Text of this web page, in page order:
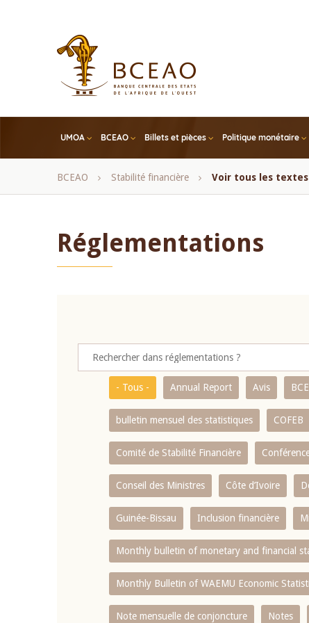
UMOA BCEAO Billets et pièces Politique monétaire
Fil
BCEAO Stabilité financière Voir tous les
Réglementations
- Tous - Annual Report Avis
bulletin mensuel des statistiques COFEB
Comité de Stabilité Financière
Conseil des Ministres Côte d’Ivoire
Guinée-Bissau Inclusion financière
Monthly bulletin of monetary and financial
Monthly Bulletin of WAEMU Economic
Note mensuelle de conjoncture Notes